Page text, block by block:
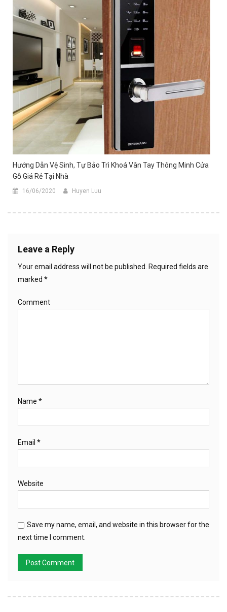
Hướng Dẫn Vệ Sinh, Tự Bảo Trì Khoá Vân Tay Thông Minh Cửa
Gỗ Giá Rẻ Tại Nhà
16/06/2020 Huyen Luu
Leave a Reply
Your email address will not be published. Required fields are
marked *
Comment
Name *
Email *
Website
Save my name, email, and website in this browser for the
next time I comment.